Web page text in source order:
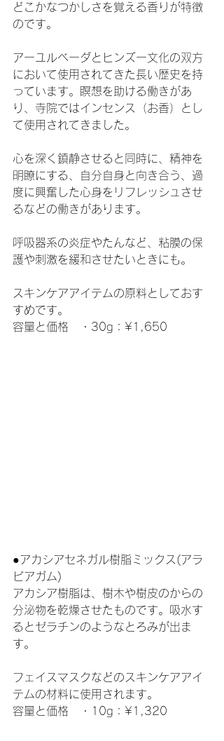
どこかなつかしさを覚える香りが特徴
のです。
アーユルベーダとヒンズー文化の双方
において使用されてきた長い歴史を持
っています。瞑想を助ける働きがあ
り、寺院ではインセンス（お香）とし
て使用されてきました。
心を深く鎮静させると同時に、精神を
明瞭にする、自分自身と向き合う、過
度に興奮した心身をリフレッシュさせ
るなどの働きがあります。
呼吸器系の炎症やたんなど、粘膜の保
護や刺激を緩和させたいときにも。
スキンケアアイテムの原料としておす
すめです。
容量と価格　・30g：¥1,650
●アカシアセネガル樹脂ミックス(アラ
ビアガム)
アカシア樹脂は、樹木や樹皮のからの
分泌物を乾燥させたものです。吸水す
るとゼラチンのようなとろみが出ま
す。
フェイスマスクなどのスキンケアアイ
テムの材料に使用されます。
容量と価格　・10g：¥1,320